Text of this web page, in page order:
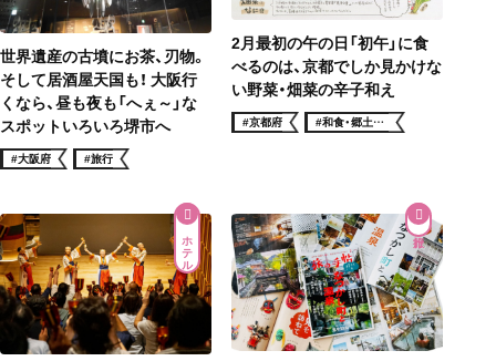
世界遺産の古墳にお茶、刃物。
そして居酒屋天国も！ 大阪行
くなら、昼も夜も「へぇ～」な
スポットいろいろ堺市へ
#大阪府 #旅行
2月最初の午の日「初午」に食
べるのは、京都でしか見かけな
い野菜・畑菜の辛子和え
#京都府 #和食・郷土料
理
ホテル